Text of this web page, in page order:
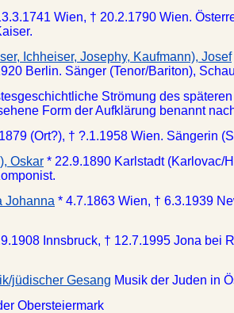
Wien, † 20.2.1790 Wien.
Ichheiser, Josephy, Kaufmann), Josef
Berlin. Sänger (Tenor/Bariton),
Strömung des
Form der Aufklärung benannt
(Ort?), † ?.1.1958 Wien. Sängerin
Oskar * 22.9.1890 Karlstadt (Karlovac/
Johanna * 4.7.1863 Wien, † 6.3.1939
Innsbruck, † 12.7.1995 Jona bei
jüdischer Gesang Musik der Juden in
Obersteiermark